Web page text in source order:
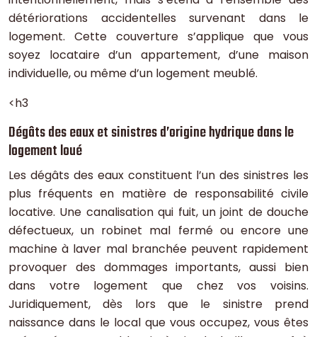
détériorations accidentelles survenant dans le
logement. Cette couverture s’applique que vous
soyez locataire d’un appartement, d’une maison
individuelle, ou même d’un logement meublé.
<h3
Dégâts des eaux et sinistres d’origine hydrique dans le
logement loué
Les dégâts des eaux constituent l’un des sinistres les
plus fréquents en matière de responsabilité civile
locative. Une canalisation qui fuit, un joint de douche
défectueux, un robinet mal fermé ou encore une
machine à laver mal branchée peuvent rapidement
provoquer des dommages importants, aussi bien
dans votre logement que chez vos voisins.
Juridiquement, dès lors que le sinistre prend
naissance dans le local que vous occupez, vous êtes